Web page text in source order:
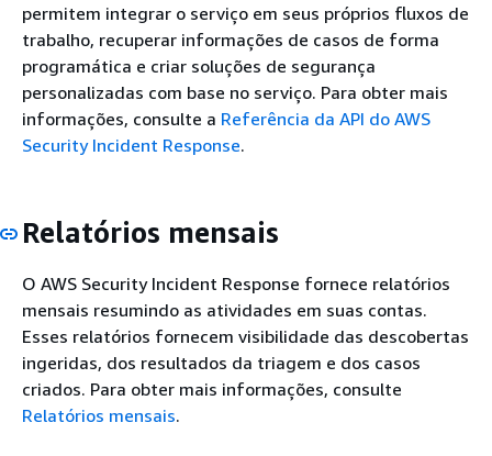
permitem integrar o serviço em seus próprios fluxos de
trabalho, recuperar informações de casos de forma
programática e criar soluções de segurança
personalizadas com base no serviço. Para obter mais
informações, consulte a Referência da API do AWS
Security Incident Response.
Relatórios mensais
O AWS Security Incident Response fornece relatórios
mensais resumindo as atividades em suas contas.
Esses relatórios fornecem visibilidade das descobertas
ingeridas, dos resultados da triagem e dos casos
criados. Para obter mais informações, consulte
Relatórios mensais.